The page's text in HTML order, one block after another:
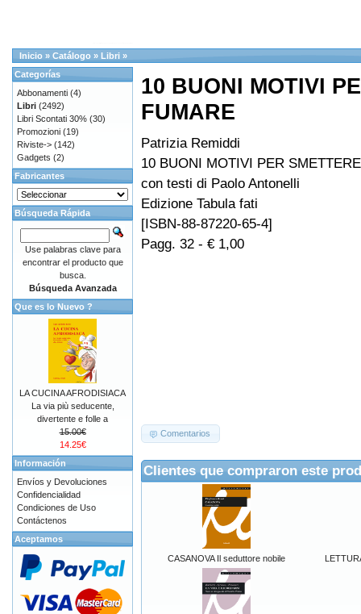
Inicio » Catálogo » Libri »
10 BUONI MOTIVI
FUMARE
Patrizia Remiddi
10 BUONI MOTIVI PER
con testi di Paolo Antonelli
Edizione Tabula fati
[ISBN-88-87220-65-4]
Pagg. 32 - € 1,00
Comentarios
Clientes que compraron este
CASANOVA Il seduttore nobile
Categorías
Abbonamenti (4)
Libri (2492)
Libri Scontati 30% (30)
Promozioni (19)
Riviste-> (142)
Gadgets (2)
Fabricantes
Búsqueda Rápida
Use palabras clave para
encontrar el producto que
busca.
Búsqueda Avanzada
Que es lo Nuevo ?
LA CUCINA AFRODISIACA
La via più seducente,
divertente e folle a
15.00€
14.25€
Información
Envíos y Devoluciones
Confidencialidad
Condiciones de Uso
Contáctenos
Aceptamos